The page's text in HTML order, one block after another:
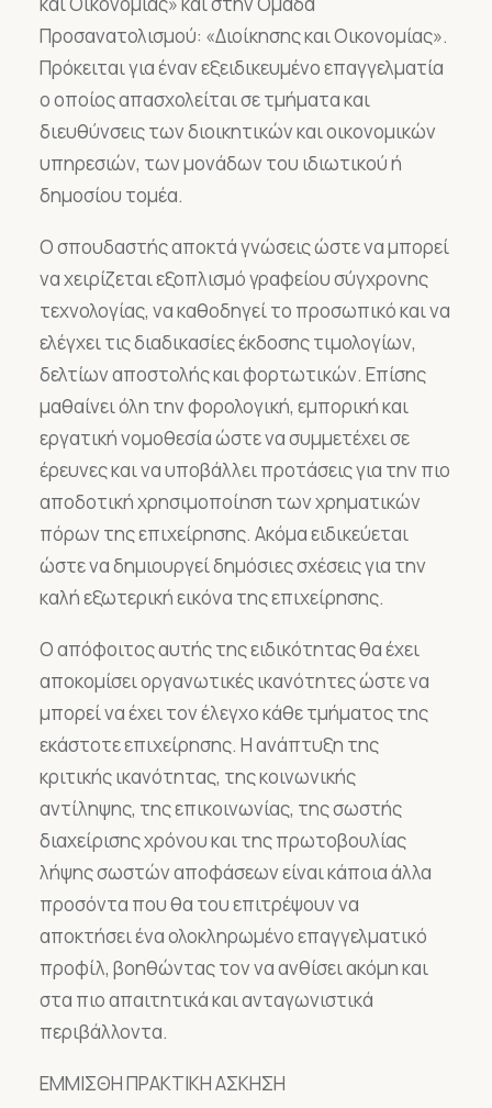
Προσανατολισμού: «Διοίκησης και Οικονομίας».
Πρόκειται για έναν εξειδικευμένο επαγγελματία
ο οποίος απασχολείται σε τμήματα και
διευθύνσεις των διοικητικών και οικονομικών
υπηρεσιών, των μονάδων του ιδιωτικού ή
δημοσίου τομέα.
Ο σπουδαστής αποκτά γνώσεις ώστε να μπορεί
να χειρίζεται εξοπλισμό γραφείου σύγχρονης
τεχνολογίας, να καθοδηγεί το προσωπικό και να
ελέγχει τις διαδικασίες έκδοσης τιμολογίων,
δελτίων αποστολής και φορτωτικών. Επίσης
μαθαίνει όλη την φορολογική, εμπορική και
εργατική νομοθεσία ώστε να συμμετέχει σε
έρευνες και να υποβάλλει προτάσεις για την πιο
αποδοτική χρησιμοποίηση των χρηματικών
πόρων της επιχείρησης. Ακόμα ειδικεύεται
ώστε να δημιουργεί δημόσιες σχέσεις για την
καλή εξωτερική εικόνα της επιχείρησης.
Ο απόφοιτος αυτής της ειδικότητας θα έχει
αποκομίσει οργανωτικές ικανότητες ώστε να
μπορεί να έχει τον έλεγχο κάθε τμήματος της
εκάστοτε επιχείρησης. Η ανάπτυξη της
κριτικής ικανότητας, της κοινωνικής
αντίληψης, της επικοινωνίας, της σωστής
διαχείρισης χρόνου και της πρωτοβουλίας
λήψης σωστών αποφάσεων είναι κάποια άλλα
προσόντα που θα του επιτρέψουν να
αποκτήσει ένα ολοκληρωμένο επαγγελματικό
προφίλ, βοηθώντας τον να ανθίσει ακόμη και
στα πιο απαιτητικά και ανταγωνιστικά
περιβάλλοντα.
ΕΜΜΙΣΘΗ ΠΡΑΚΤΙΚΗ ΑΣΚΗΣΗ